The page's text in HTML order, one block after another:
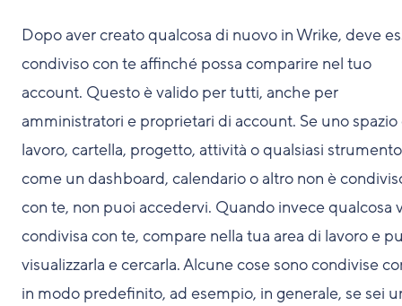
Dopo aver creato qualcosa di nuovo in Wrike, deve
condiviso con te affinché possa comparire nel tuo
account. Questo è valido per tutti, anche per
amministratori e proprietari di account. Se uno spazio
lavoro, cartella, progetto, attività o qualsiasi strumento
come un dashboard, calendario o altro non è
con te, non puoi accedervi. Quando invece qualcosa
condivisa con te, compare nella tua area di lavoro e
visualizzarla e cercarla. Alcune cose sono condivise
in modo predefinito, ad esempio, in generale, se sei